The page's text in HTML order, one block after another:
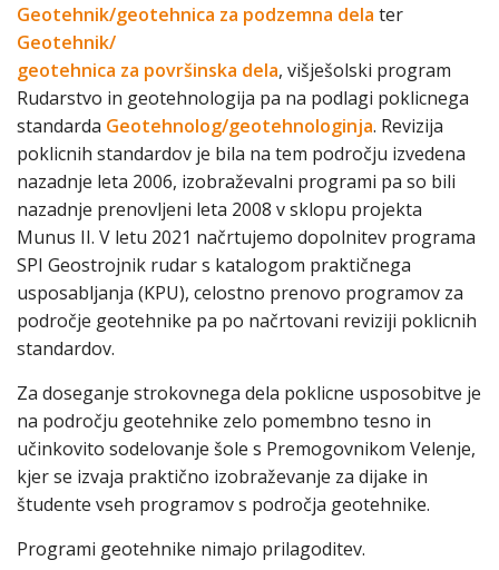
Geotehnik/geotehnica za podzemna dela ter
Geotehnik/
geotehnica za površinska dela, višješolski program
Rudarstvo in geotehnologija pa na podlagi poklicnega
standarda Geotehnolog/geotehnologinja. Revizija
poklicnih standardov je bila na tem področju izvedena
nazadnje leta 2006, izobraževalni programi pa so bili
nazadnje prenovljeni leta 2008 v sklopu projekta
Munus II. V letu 2021 načrtujemo dopolnitev programa
SPI Geostrojnik rudar s katalogom praktičnega
usposabljanja (KPU), celostno prenovo programov za
področje geotehnike pa po načrtovani reviziji poklicnih
standardov.
Za doseganje strokovnega dela poklicne usposobitve je
na področju geotehnike zelo pomembno tesno in
učinkovito sodelovanje šole s Premogovnikom Velenje,
kjer se izvaja praktično izobraževanje za dijake in
študente vseh programov s področja geotehnike.
Programi geotehnike nimajo prilagoditev.